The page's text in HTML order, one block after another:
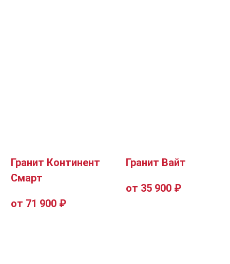
Гранит Континент
Смарт
от 71 900 ₽
Гранит Вайт
от 35 900 ₽